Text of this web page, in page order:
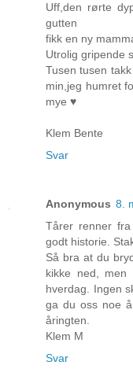
Uff,den rørte
gutten
fikk en ny
Utrolig gripende
Tusen tusen
min,jeg humret
mye ♥
Klem Bente
Svar
Anonymous 8.
Tårer renner
godt historie.
Så bra at du
kikke ned,
hverdag. Ingen
ga du oss noe
åringten.
Klem M
Svar